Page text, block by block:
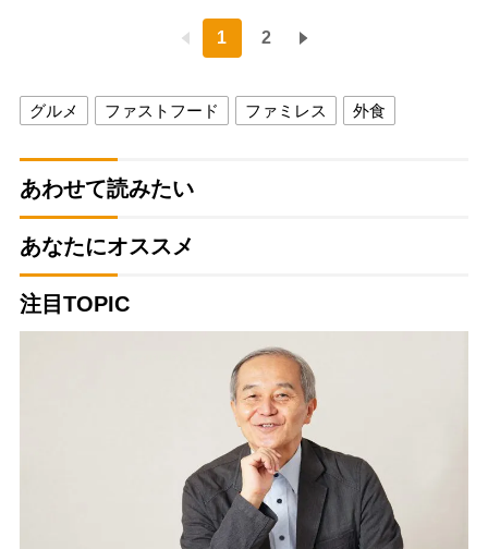
1 2
グルメ ファストフード ファミレス 外食
あわせて読みたい
あなたにオススメ
注目TOPIC